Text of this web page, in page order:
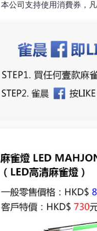
本公司支持使用消費券，凡使用WeChat HK